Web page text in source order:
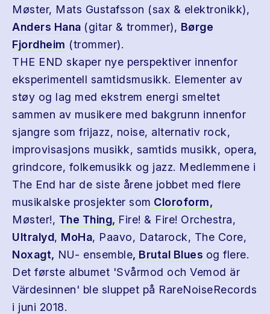
Møster, Mats Gustafsson (sax & elektronikk),
Anders Hana (gitar & trommer), Børge
Fjordheim (trommer).
THE END skaper nye perspektiver innenfor
eksperimentell samtidsmusikk. Elementer av
støy og lag med ekstrem energi smeltet
sammen av musikere med bakgrunn innenfor
sjangre som frijazz, noise, alternativ rock,
improvisasjons musikk, samtids musikk, opera,
grindcore, folkemusikk og jazz. Medlemmene i
The End har de siste årene jobbet med flere
musikalske prosjekter som Cloroform,
Møster!, The Thing, Fire! & Fire! Orchestra,
Ultralyd, MoHa, Paavo, Datarock, The Core,
Noxagt, NU- ensemble, Brutal Blues og flere.
Det første albumet 'Svårmod och Vemod är
Värdesinnen' ble sluppet på RareNoiseRecords
i juni 2018.